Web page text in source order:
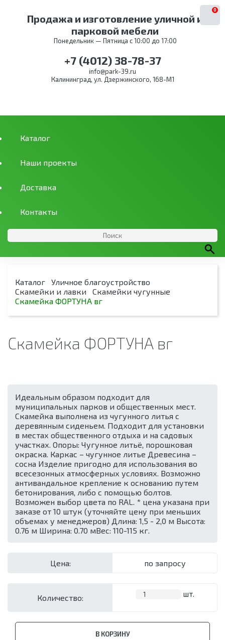
Продажа и изготовление уличной и
парковой мебели
Понедельник — Пятница с 10:00 до 17:00
0
+7 (4012) 38-78-37
info@park-39.ru
Калининград, ул. Дзержинского, 168-М1
Каталог
Наши проекты
Доставка
Контакты
Каталог
Уличное благоустройство
Скамейки и лавки
Скамейки чугунные
Скамейка ФОРТУНА вг
Скамейка ФОРТУНА вг
Идеальным образом подходит для
муниципальных парков и общественных мест.
Скамейка выполнена из чугунного литья с
деревянным сиденьем. Подходит для установки
в местах общественного отдыха и на садовых
участках. Опоры: Чугунное литьё, порошковая
окраска. Каркас – чугунное литье Древесина –
сосна Изделие пригодно для использования во
всесезонных атмосферных условиях. Возможно
антивандальное крепление к основанию путем
бетонирования, либо с помощью болтов.
Возможен выбор цвета по RAL. * цена указана при
заказе от 10 штук (уточняйте цену при меньших
объемах у менеджеров) Длина: 1,5 - 2,0 м Высота:
0.76 м Ширина: 0.70 м​ Вес: 110-115 кг.
Цена: по запросу
Количество: шт.
В КОРЗИНУ